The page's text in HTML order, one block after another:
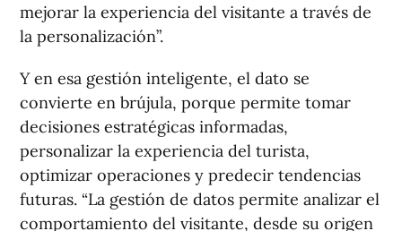
mejorar la experiencia del visitante a través de
la personalización”.
Y en esa gestión inteligente, el dato se
convierte en brújula, porque permite tomar
decisiones estratégicas informadas,
personalizar la experiencia del turista,
optimizar operaciones y predecir tendencias
futuras. “La gestión de datos permite analizar el
comportamiento del visitante, desde su origen